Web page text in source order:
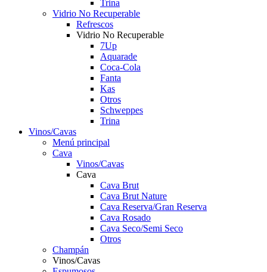
Trina
Vidrio No Recuperable
Refrescos
Vidrio No Recuperable
7Up
Aquarade
Coca-Cola
Fanta
Kas
Otros
Schweppes
Trina
Vinos/Cavas
Menú principal
Cava
Vinos/Cavas
Cava
Cava Brut
Cava Brut Nature
Cava Reserva/Gran Reserva
Cava Rosado
Cava Seco/Semi Seco
Otros
Champán
Vinos/Cavas